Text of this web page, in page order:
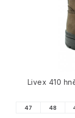
Livex 410
47 48